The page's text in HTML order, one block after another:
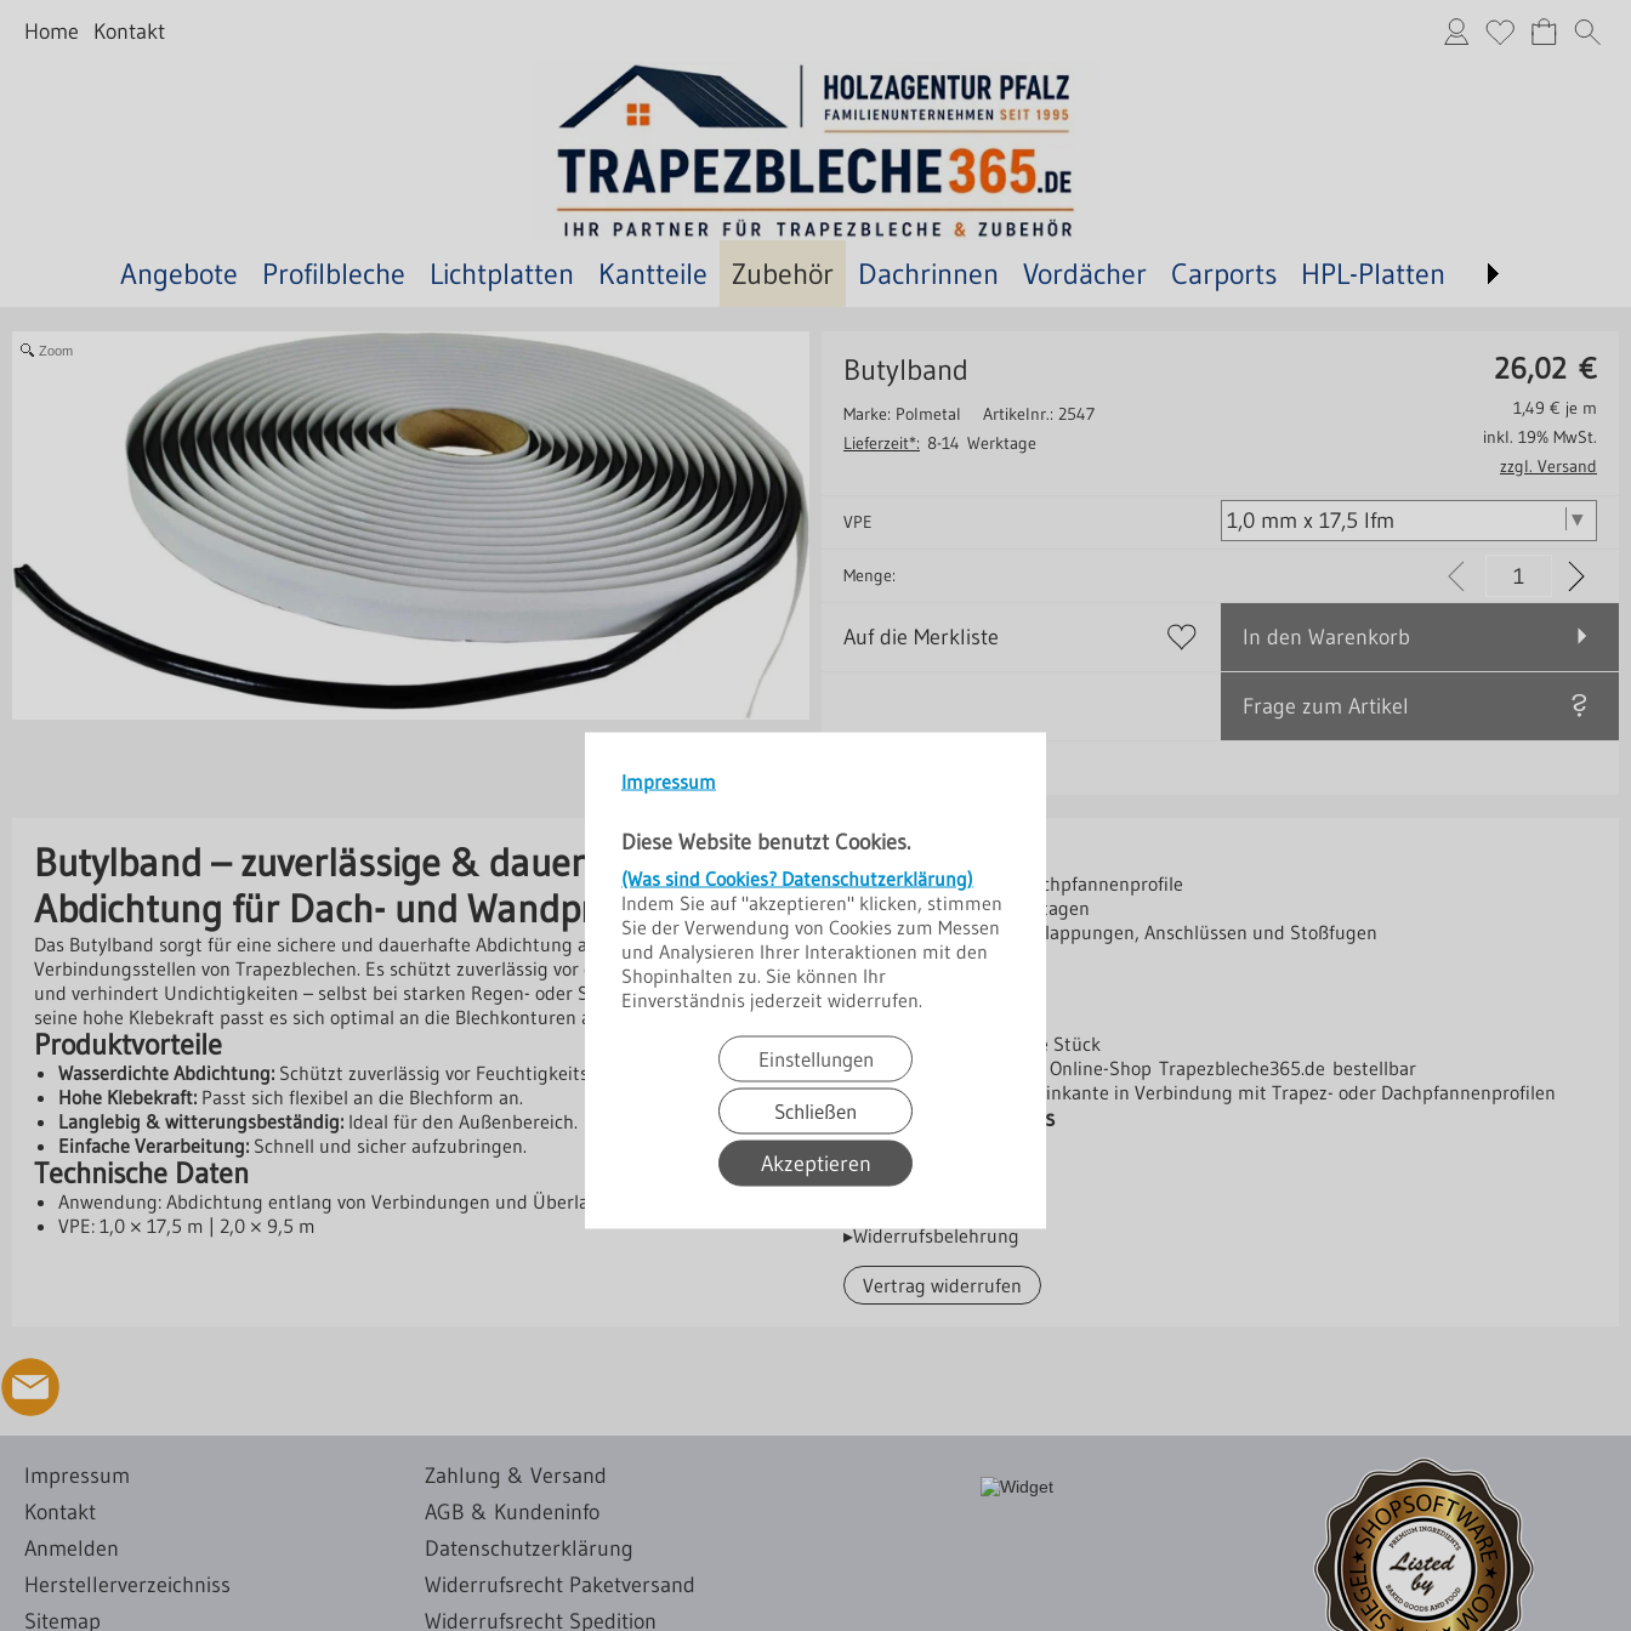
Impressum
Diese Website benutzt Cookies.
(Was sind Cookies? Datenschutzerklärung)
Indem Sie auf "akzeptieren" klicken, stimmen
Sie der Verwendung von Cookies zum Messen
und Analysieren Ihrer Interaktionen mit den
Shopinhalten zu. Sie können Ihr
Einverständnis jederzeit widerrufen.
Einstellungen
Schließen
Akzeptieren
Home Kontakt
Angebote Profilbleche Lichtplatten Kantteile Zubehör Dachrinnen Vordächer Carports HPL-Platten
Zoom 26,02 €
Butylband
Marke: Polmetal Artikelnr.: 2547
Lieferzeit*: 8-14 Werktage
1,49 € je m
inkl. 19% MwSt.
zzgl. Versand
VPE
Menge:
Auf die Merkliste In den Warenkorb
Frage zum Artikel
Butylband – zuverlässige & dauerhafte
Abdichtung für Dach- und Wandprofile
Das Butylband sorgt für eine sichere und dauerhafte Abdichtung an Überlappungen und
Verbindungsstellen von Trapezblechen. Es schützt zuverlässig vor eindringendem Wasser
und verhindert Undichtigkeiten – selbst bei starken Regen- oder Schneefällen. Durch
seine hohe Klebekraft passt es sich optimal an die Blechkonturen an.
Produktvorteile
Wasserdichte Abdichtung: Schützt zuverlässig vor Feuchtigkeitseintritt.
Hohe Klebekraft: Passt sich flexibel an die Blechform an.
Langlebig & witterungsbeständig: Ideal für den Außenbereich.
Einfache Verarbeitung: Schnell und sicher aufzubringen.
Technische Daten
Anwendung: Abdichtung entlang von Verbindungen und Überlappungen
VPE: 1,0 × 17,5 m | 2,0 × 9,5 m
Einsatzbereich
Trapezprofile und Dachpfannenprofile
Dach- und Wandmontagen
Abdichtung von Überlappungen, Anschlüssen und Stoßfugen
Hersteller
Lieferant: Polmetal
Bestellhinweise
Grundpreis: In Euro je Stück
Dieses Produkt ist im Online-Shop Trapezbleche365.de bestellbar
Lieferung bis Bordsteinkante in Verbindung mit Trapez- oder Dachpfannenprofilen
Herstellerverzeichniss
▸Widerrufsbelehrung
Vertrag widerrufen
Impressum
Kontakt
Anmelden
Herstellerverzeichniss
Sitemap
Zahlung & Versand
AGB & Kundeninfo
Datenschutzerklärung
Widerrufsrecht Paketversand
Widerrufsrecht Spedition